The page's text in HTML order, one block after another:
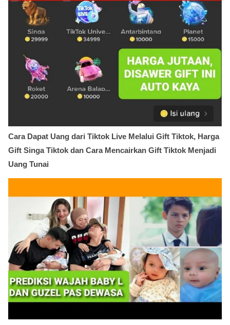
Cara Dapat Uang dari Tiktok Live Melalui Gift Tiktok, Harga
Gift Singa Tiktok dan Cara Mencairkan Gift Tiktok Menjadi
Uang Tunai